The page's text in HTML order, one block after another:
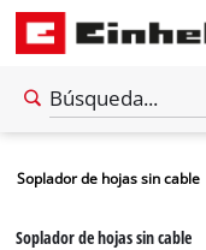
Soplador de hojas sin cable
Soplador de hojas sin cable